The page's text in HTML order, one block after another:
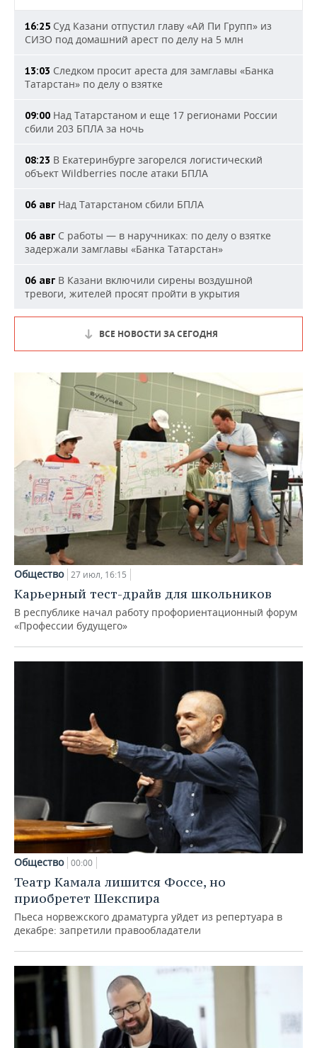
16:25 Суд Казани отпустил главу «Ай Пи Групп» из
СИЗО под домашний арест по делу на 5 млн
13:03 Следком просит ареста для замглавы «Банка
Татарстан» по делу о взятке
09:00 Над Татарстаном и еще 17 регионами России
сбили 203 БПЛА за ночь
08:23 В Екатеринбурге загорелся логистический
объект Wildberries после атаки БПЛА
06 авг Над Татарстаном сбили БПЛА
06 авг С работы — в наручниках: по делу о взятке
задержали замглавы «Банка Татарстан»
06 авг В Казани включили сирены воздушной
тревоги, жителей просят пройти в укрытия
ВСЕ НОВОСТИ ЗА СЕГОДНЯ
Общество 27 июл, 16:15
Карьерный тест-драйв для школьников
В республике начал работу профориентационный форум
«Профессии будущего»
Общество 00:00
Театр Камала лишится Фоссе, но
приобретет Шекспира
Пьеса норвежского драматурга уйдет из репертуара в
декабре: запретили правообладатели